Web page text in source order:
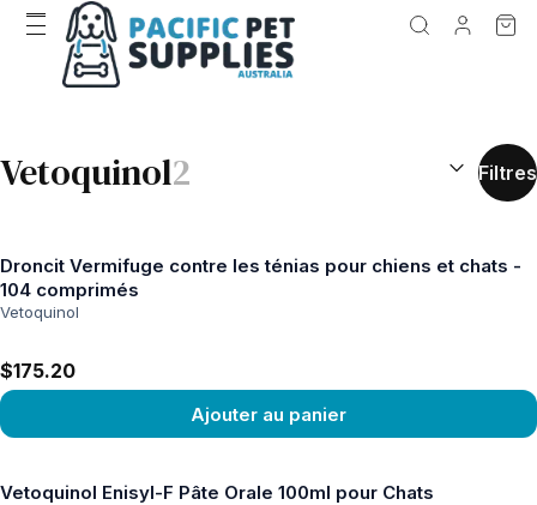
Vetoquinol2 RÉSULTATS
Filtres
Droncit Vermifuge contre les ténias pour chiens et chats -
104 comprimés
Vetoquinol
$175.20
Ajouter au panier
Vetoquinol Enisyl-F Pâte Orale 100ml pour Chats